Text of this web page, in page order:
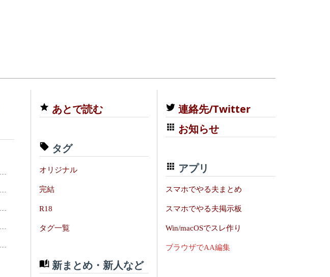
あとで読む
タグ
オリジナル
完結
R18
タグ一覧
新まとめ・新人など
連絡先/Twitter
お知らせ
アプリ
スマホでやる夫まとめ
スマホでやる夫掲示板
Win/macOSでスレ作り
ブラウザでAA編集